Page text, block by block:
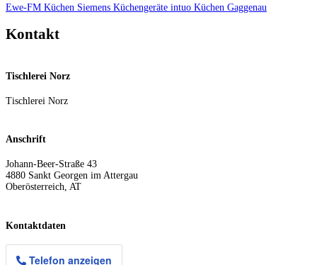
Ewe-FM Küchen Siemens Küchengeräte intuo Küchen Gaggenau
Kontakt
Tischlerei Norz
Tischlerei Norz
Anschrift
Johann-Beer-Straße 43
4880 Sankt Georgen im Attergau
Oberösterreich AT
Kontaktdaten
Telefon anzeigen